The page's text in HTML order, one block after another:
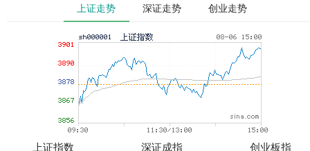
上证走势 深证走势 创业走势
上证指数
深证成指
创业板指